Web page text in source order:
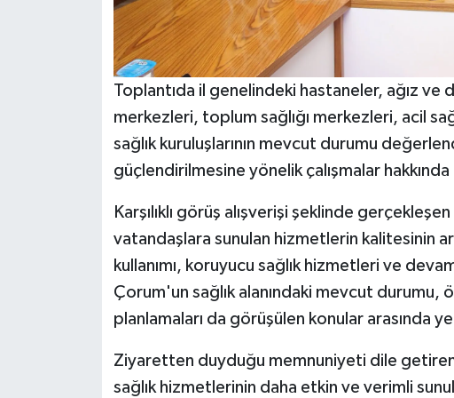
Toplantıda il genelindeki hastaneler, ağız ve
merkezleri, toplum sağlığı merkezleri, acil
sağlık kuruluşlarının mevcut durumu
güçlendirilmesine yönelik çalışmalar
Karşılıklı görüş alışverişi şeklinde
vatandaşlara sunulan hizmetlerin kalitesinin
kullanımı, koruyucu sağlık hizmetleri ve
Çorum'un sağlık alanındaki mevcut durumu,
planlamaları da görüşülen konular arasında
Ziyaretten duyduğu memnuniyeti dile getiren
sağlık hizmetlerinin daha etkin ve verimli